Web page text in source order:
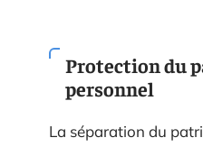
Protection du
personnel
La séparation du